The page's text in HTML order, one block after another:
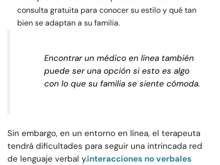
consulta gratuita para conocer su estilo y qué tan
bien se adaptan a su familia.
Encontrar un médico en línea también
puede ser una opción si esto es algo
con lo que su familia se siente cómoda.
Sin embargo, en un entorno en línea, el terapeuta
tendrá dificultades para seguir una intrincada red
de lenguaje verbal y.interacciones no verbales